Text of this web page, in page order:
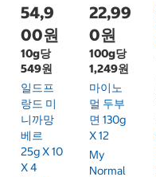
54,9
00원
10g당
549원
일드프
랑드 미
니까망
베르
25g X 10
X 4
22,99
0원
100g당
1,249원
마이노
멀 두부
면 130g
X 12
My
Normal